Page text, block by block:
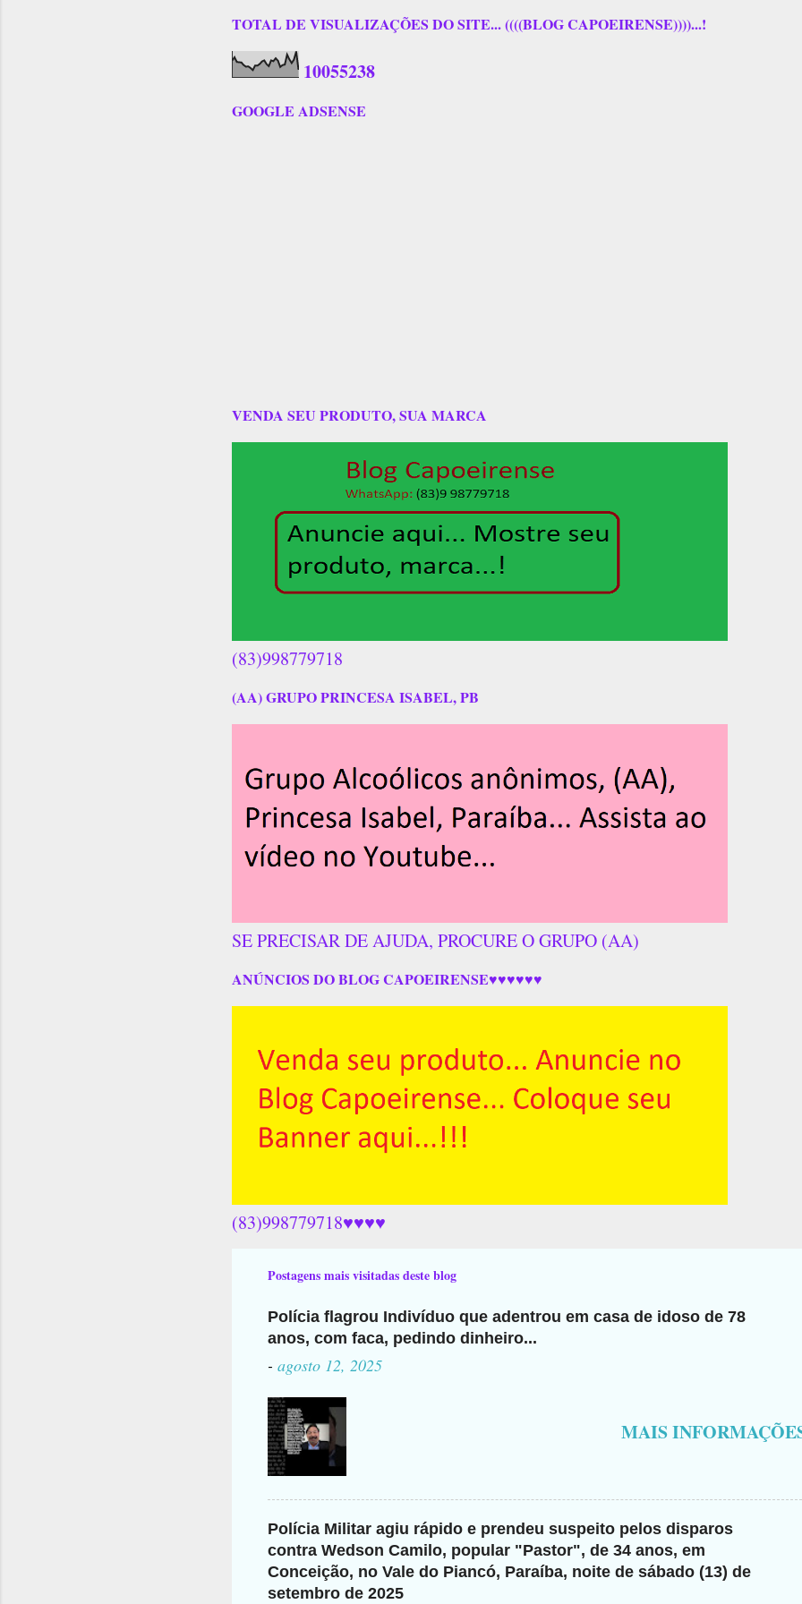
TOTAL DE VISUALIZAÇÕES DO SITE... ((((BLOG CAPOEIRENSE))))...!
10055238
GOOGLE ADSENSE
VENDA SEU PRODUTO, SUA MARCA
(83)998779718
(AA) GRUPO PRINCESA ISABEL, PB
SE PRECISAR DE AJUDA, PROCURE O GRUPO (AA)
ANÚNCIOS DO BLOG CAPOEIRENSE♥♥♥♥♥♥
(83)998779718♥♥♥♥
Postagens mais visitadas deste blog
Polícia flagrou Indivíduo que adentrou em casa de idoso de 78
anos, com faca, pedindo dinheiro...
- agosto 12, 2025
MAIS
Polícia Militar agiu rápido e prendeu suspeito pelos disparos
contra Wedson Camilo, popular "Pastor", de 34 anos, em
Conceição, no Vale do Piancó, Paraíba, noite de sábado (13) de
setembro de 2025